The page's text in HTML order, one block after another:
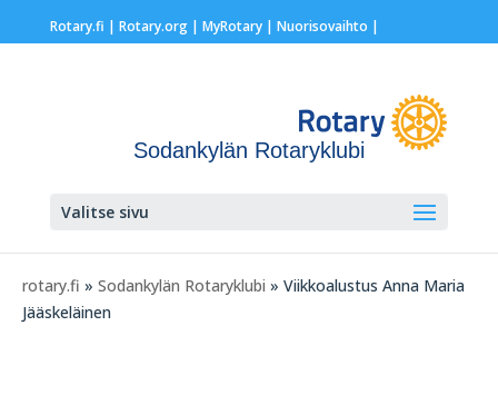
Rotary.fi | Rotary.org| MyRotary | Nuorisovaihto |
Sodankylän Rotaryklubi
Valitse sivu
rotary.fi » Sodankylän Rotaryklubi » Viikkoalustus Anna Maria
Jääskeläinen